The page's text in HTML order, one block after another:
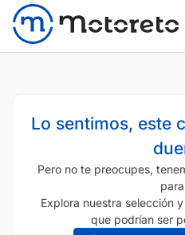
Lo sentimos, este
Pero no te preocupes,
Explora nuestra selección
que podrían ser